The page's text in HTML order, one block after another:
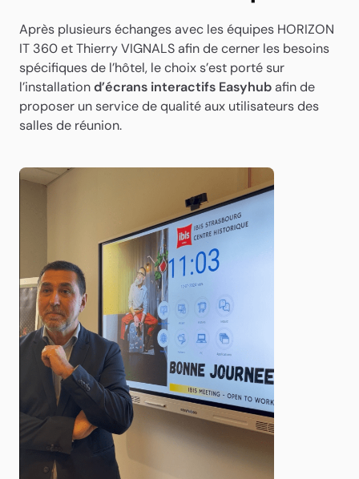
Après plusieurs échanges avec les équipes HORIZON
IT 360 et Thierry VIGNALS afin de cerner les besoins
spécifiques de l’hôtel, le choix s’est porté sur
l’installationd’écrans interactifs Easyhubafin de
proposer un service de qualité aux utilisateurs des
salles de réunion.
Démarrer le support
technique en ligne
votre assistance en ligne, vous devez autoriser
l’exécution du logiciel Teamviewer en cliquant sur le
bouton « Autoriser l’exécution » ci-dessous.
Après votre acceptation, vous serez redirigé vers
une autre page internet nous permettant d’être mis
en contact une fois le logiciel exécuté.
Autoriser l’exécution Retour